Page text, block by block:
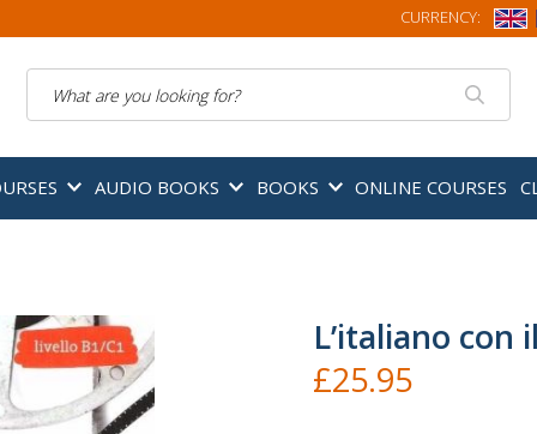
CURRENCY:
AUDIO BOOKS BOOKS ONLINE COURSES
L’italiano con
£25.95